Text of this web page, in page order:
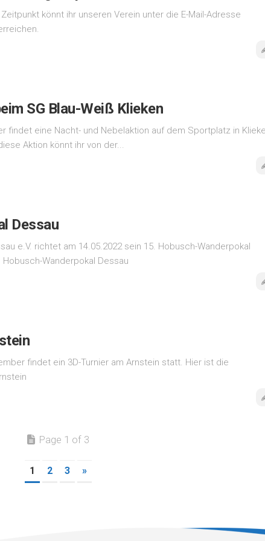
könnt ihr unseren Verein unter die E-Mail-Adresse
SG Blau-Weiß Klieken
findet eine Nacht- und Nebelaktion auf dem Sportplatz in
Aktion könnt ihr von der...
Dessau
e.V. richtet am 14.05.2022 sein 15. Hobusch-Wanderpokal
Wanderpokal Dessau
findet ein 3D-Turnier am Arnstein statt. Hier ist die
Page 1 of 3
1 2 3 »